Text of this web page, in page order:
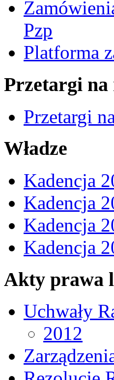
Pzp
Platforma
Przetargi na
Przetargi
Władze
Kadencja
Kadencja
Kadencja
Kadencja
Akty prawa
Uchwały
2012